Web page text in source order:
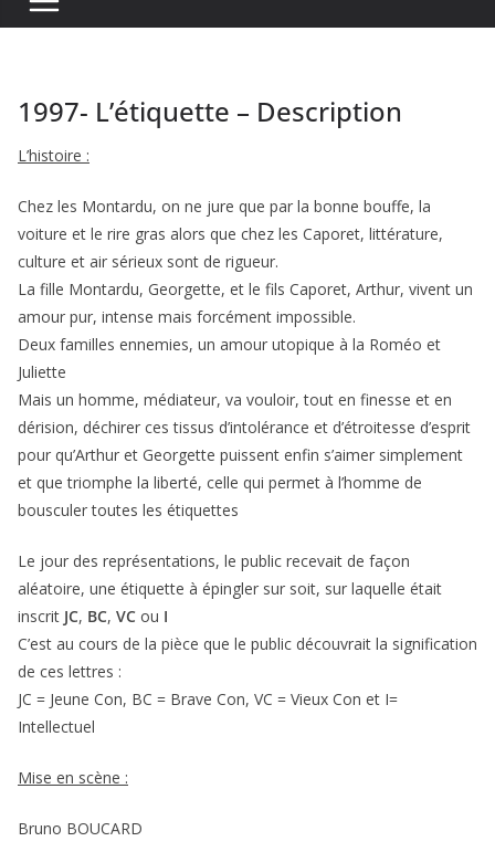
1997- L’étiquette – Description
L’histoire :
Chez les Montardu, on ne jure que par la bonne bouffe, la
voiture et le rire gras alors que chez les Caporet, littérature,
culture et air sérieux sont de rigueur.
La fille Montardu, Georgette, et le fils Caporet, Arthur, vivent un
amour pur, intense mais forcément impossible.
Deux familles ennemies, un amour utopique à la Roméo et
Juliette
Mais un homme, médiateur, va vouloir, tout en finesse et en
dérision, déchirer ces tissus d’intolérance et d’étroitesse d’esprit
pour qu’Arthur et Georgette puissent enfin s’aimer simplement
et que triomphe la liberté, celle qui permet à l’homme de
bousculer toutes les étiquettes
Le jour des représentations, le public recevait de façon
aléatoire, une étiquette à épingler sur soit, sur laquelle était
inscrit JC, BC, VC ou I
C’est au cours de la pièce que le public découvrait la signification
de ces lettres :
JC = Jeune Con, BC = Brave Con, VC = Vieux Con et I=
Intellectuel
Mise en scène :
Bruno BOUCARD